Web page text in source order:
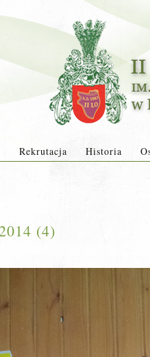
Rekrutacja Historia
(4)